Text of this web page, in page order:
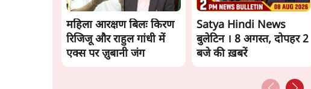
महिला आरक्षण बिलः किरण
रिजिजू और राहुल गांधी में
एक्स पर ज़ुबानी जंग
Satya Hindi News
बुलेटिन । 8 अगस्त, दोपहर 2
बजे की ख़बरें